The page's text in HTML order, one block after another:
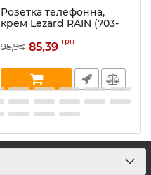
Розетка телефонна,
крем Lezard RAIN (703-
Артикул:703-0388-137
В наявності:3
95,94 85,39 грн